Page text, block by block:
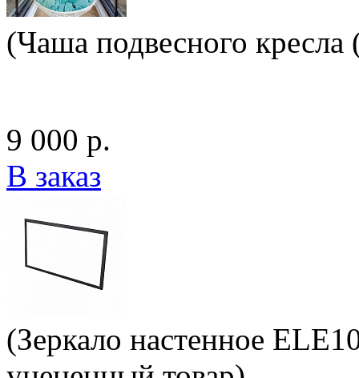
(Чаша подвесного
9 000 р.
В заказ
(Зеркало настенное